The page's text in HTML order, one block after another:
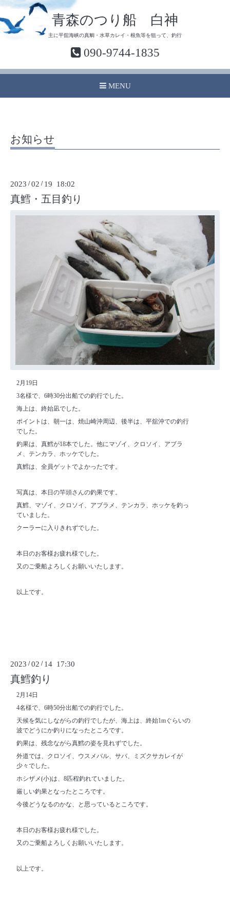
青森のつり船 白神
主に平舘海峡の真鯛・水草カレイ・根魚等を狙って、釣行
090-9744-1835
MENU
お知らせ
2023 /02 / 19 18:02
真鱈・五目釣り
2月19日
3名様で、6時30分出船での釣行でした。
海上は、終始凪でした。
ポイントは、朝一は、焼山崎沖周辺、後半は、平舘沖での釣行
でした。
釣果は、真鱈が18本でした。他にマゾイ、クロソイ、アブラ
メ、テンカラ、ホッケでした。
真鱈は、全員ゲットでよかったです。
写真は、本日の竿頭さんの釣果です。
真鱈、マゾイ、クロソイ、アブラメ、テンカラ、ホッケを釣っ
ていました。
クーラーに入りきれずでした。
本日のお客様お疲れ様でした。
又のご乗船よろしくお願いいたします。
以上です。
2023 /02 / 14 17:30
真鱈釣り
2月14日
4名様で、6時50分出船での釣行でした。
天候を気にしながらの釣行でしたが、海上は、終始1mぐらいの
波でどうにか釣りになったところです。
釣果は、残念ながら真鱈の姿を見れずでした。
外道では、クロソイ、ウスメバル、サバ、ミズクサカレイが
少々でした。
ホシザメ(小)は、8匹程釣れていました。
厳しい釣果となったところです。
今後どうなるのかな、と思っているところです。
本日のお客様お疲れ様でした。
又のご乗船よろしくお願いいたします。
以上です。